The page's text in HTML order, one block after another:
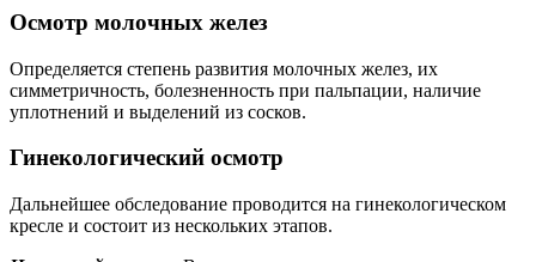
Осмотр молочных желез
Определяется степень развития молочных желез, их
симметричность, болезненность при пальпации, наличие
уплотнений и выделений из сосков.
Гинекологический осмотр
Дальнейшее обследование проводится на гинекологическом
кресле и состоит из нескольких этапов.